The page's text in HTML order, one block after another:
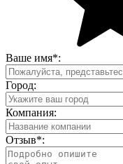
Ваше имя*:
Город:
Компания:
Отзыв*: